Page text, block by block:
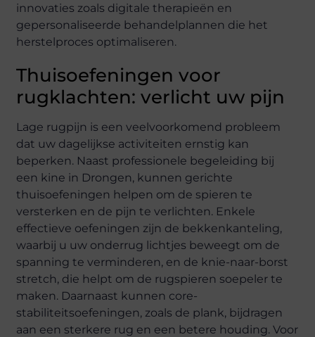
innovaties zoals digitale therapieën en
gepersonaliseerde behandelplannen die het
herstelproces optimaliseren.
Thuisoefeningen voor
rugklachten: verlicht uw pijn
Lage rugpijn is een veelvoorkomend probleem
dat uw dagelijkse activiteiten ernstig kan
beperken. Naast professionele begeleiding bij
een kine in Drongen, kunnen gerichte
thuisoefeningen helpen om de spieren te
versterken en de pijn te verlichten. Enkele
effectieve oefeningen zijn de bekkenkanteling,
waarbij u uw onderrug lichtjes beweegt om de
spanning te verminderen, en de knie-naar-borst
stretch, die helpt om de rugspieren soepeler te
maken. Daarnaast kunnen core-
stabiliteitsoefeningen, zoals de plank, bijdragen
aan een sterkere rug en een betere houding. Voor